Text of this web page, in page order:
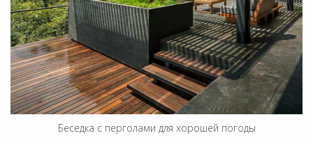
Беседка с перголами для хорошей погоды